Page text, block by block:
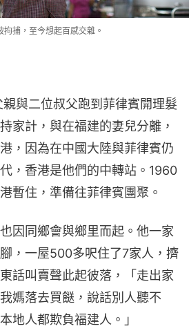
捕，至今想起百感交雜。
與二位叔父跑到菲律賓開理髮
家計，與在福建的妻兒分離，
，因為在中國大陸與菲律賓仍
，香港是他們的中轉站。1960
暫住，準備往菲律賓團聚。
因同鄉會與鄉里而起。他一家
，一屋500多呎住了7家人，擠
話叫賣聲此起彼落，「走出家
媽落去買餸，說話別人聽不
地人都欺負福建人。」